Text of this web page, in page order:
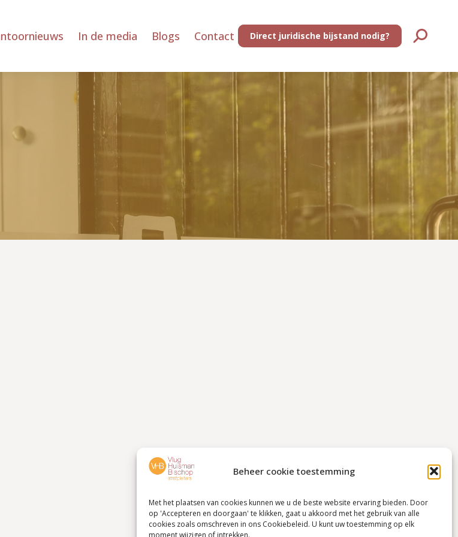
Beheer cookie toestemming
Met het plaatsen van cookies kunnen we u de beste website ervaring bieden. Door
op 'Accepteren en doorgaan' te klikken, gaat u akkoord met het gebruik van alle
cookies zoals omschreven in ons Cookiebeleid. U kunt uw toestemming op elk
moment wijzigen of intrekken.
In de media Blogs Contact Direct juridische bijstand nodig? Zoeken: